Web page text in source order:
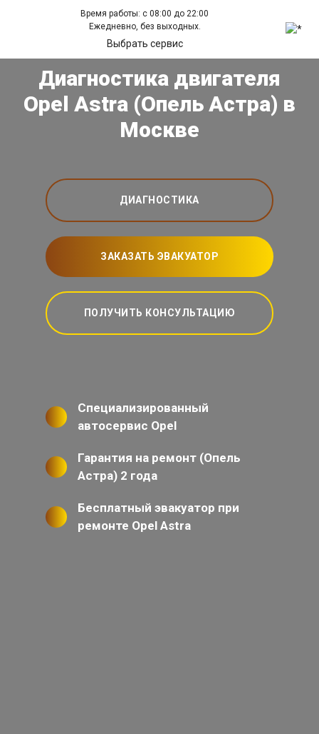
Время работы: с 08:00 до 22:00
Ежедневно, без выходных.
Выбрать сервис
Диагностика двигателя
Opel Astra (Опель Астра) в
Москве
ДИАГНОСТИКА
ЗАКАЗАТЬ ЭВАКУАТОР
ПОЛУЧИТЬ КОНСУЛЬТАЦИЮ
Специализированный
автосервис Opel
Гарантия на ремонт (Опель
Астра) 2 года
Бесплатный эвакуатор при
ремонте Opel Astra